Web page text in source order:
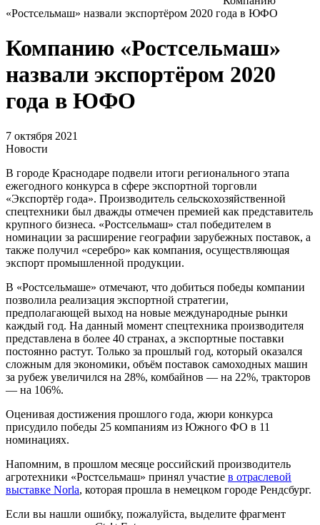
«Ростсельмаш» назвали экспортёром 2020 года в ЮФО
Компанию «Ростсельмаш»
назвали экспортёром 2020
года в ЮФО
7 октября 2021
Новости
В городе Краснодаре подвели итоги регионального этапа
ежегодного конкурса в сфере экспортной торговли
«Экспортёр года». Производитель сельскохозяйственной
спецтехники был дважды отмечен премией как представитель
крупного бизнеса. «Ростсельмаш» стал победителем в
номинации за расширение географии зарубежных поставок, а
также получил «серебро» как компания, осуществляющая
экспорт промышленной продукции.
В «Ростсельмаше» отмечают, что добиться победы компании
позволила реализация экспортной стратегии,
предполагающей выход на новые международные рынки
каждый год. На данный момент спецтехника производителя
представлена в более 40 странах, а экспортные поставки
постоянно растут. Только за прошлый год, который оказался
сложным для экономики, объём поставок самоходных машин
за рубеж увеличился на 28%, комбайнов — на 22%, тракторов
— на 106%.
Оценивая достижения прошлого года, жюри конкурса
присудило победы 25 компаниям из Южного ФО в 11
номинациях.
Напомним, в прошлом месяце российский производитель
агротехники «Ростсельмаш» принял участие в отраслевой
выставке Norla, которая прошла в немецком городе Рендсбург.
Если вы нашли ошибку, пожалуйста, выделите фрагмент